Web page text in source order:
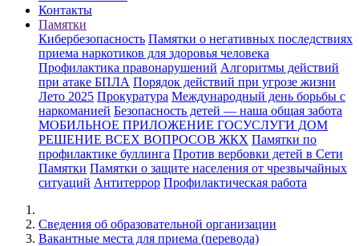
Контакты
Памятки
Кибербезопасность Памятки о негативных последствиях
приема наркотиков для здоровья человека
Профилактика правонарушений Алгоритмы действий
при атаке БПЛА Порядок действий при угрозе жизни
Лето 2025 Прокуратура Международный день борьбы с
наркоманией Безопасность детей — наша общая забота
МОБИЛЬНОЕ ПРИЛОЖЕНИЕ ГОСУСЛУГИ ДОМ
РЕШЕНИЕ ВСЕХ ВОПРОСОВ ЖКХ Памятки по
профилактике буллинга Против вербовки детей в Сети
Памятки Памятки о защите населения от чрезвычайных
ситуаций Антитеррор Профилактическая работа
Cведения об образовательной организации
Вакантные места для приема (перевода)